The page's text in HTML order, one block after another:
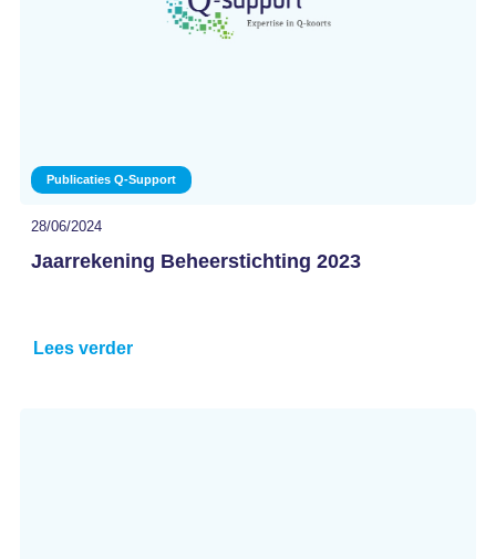
Publicaties Q-Support
28/06/2024
Jaarrekening Beheerstichting 2023
Lees verder